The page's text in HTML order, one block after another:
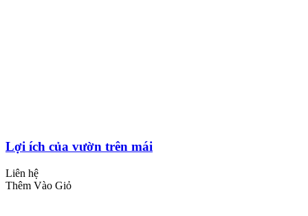
Lợi ích của vườn trên mái
Liên hệ
Thêm Vào Giỏ